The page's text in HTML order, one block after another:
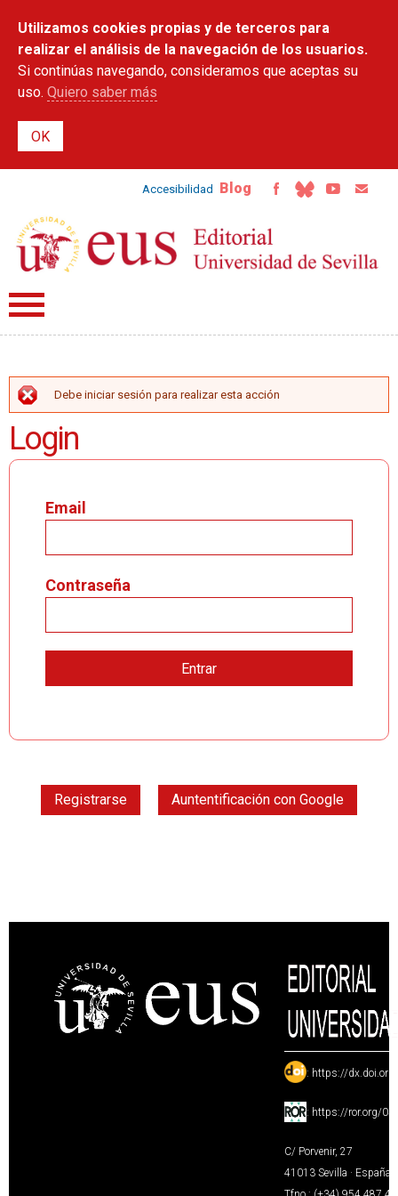
contenido
principal
Utilizamos cookies propias y de terceros para
realizar el análisis de la navegación de los usuarios.
Si continúas navegando, consideramos que aceptas su
uso. Quiero saber más
Accesibilidad Blog
MENSAJE DE ERROR
Debe iniciar sesión para realizar esta acción
Login
Email
Contraseña
Registrarse Auntentificación con Google
: https://
: https://ror.org/
C/ Porvenir, 27
41013 Sevilla · España